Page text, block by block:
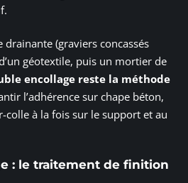
(graviers concassés
géotextile, puis un mortier de
encollage reste la méthode
l’adhérence sur chape béton,
à la fois sur le support et au
: le traitement de finition